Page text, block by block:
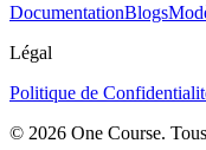
DocumentationBlogs
Légal
Politique de
© 2026 One Course.